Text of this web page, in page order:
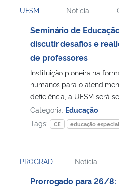
UFSM Notícia
Seminário de
discutir desafios e
de professores
Instituição pioneira na
humanos para o
deficiência, a UFSM será
Categoria: Educação
Tags:
CE educação especial
PROGRAD Notícia
Prorrogado para 26/8: